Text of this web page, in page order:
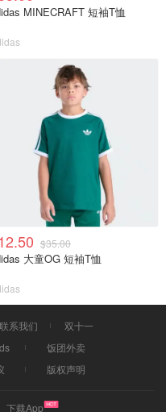
MINECRAFT 短袖T恤
$35.00
大童OG 短袖T恤
联系我们
双十一
饭团外卖
版权声明
下载App